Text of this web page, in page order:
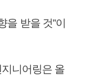
을 받을 것”이
니어링은 올